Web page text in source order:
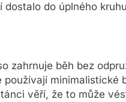
do úplného
zahrnuje běh bez
minimalistické
věří, že to může